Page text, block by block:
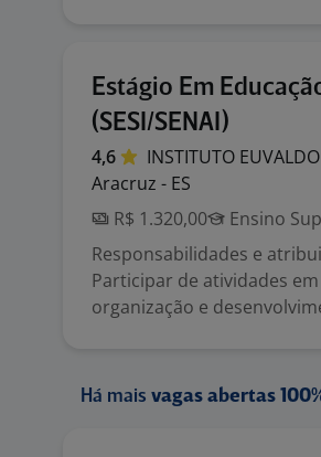
Estágio Em
(SESI/SENAI)
4,6 INSTITUTO EUVALDO
Aracruz - ES
R$ 1.320,00
Ensino
Responsabilidades e
Participar de atividades
organização e
Há mais vagas abertas